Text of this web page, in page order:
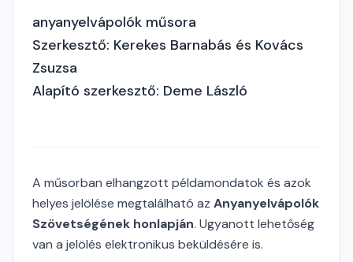
anyanyelvápolók műsora
Szerkesztő: Kerekes Barnabás és Kovács
Zsuzsa
Alapító szerkesztő: Deme László
A műsorban elhangzott példamondatok és azok
helyes jelölése megtalálható az Anyanyelvápolók
Szövetségének honlapján. Ugyanott lehetőség
van a jelölés elektronikus beküldésére is.